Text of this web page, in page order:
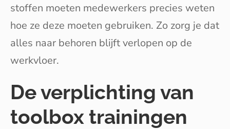
stoffen moeten medewerkers precies weten
hoe ze deze moeten gebruiken. Zo zorg je dat
alles naar behoren blijft verlopen op de
werkvloer.
De verplichting van
toolbox trainingen